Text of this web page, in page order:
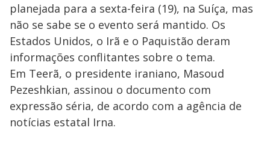
planejada para a sexta-feira (19), na Suíça, mas
não se sabe se o evento será mantido. Os
Estados Unidos, o Irã e o Paquistão deram
informações conflitantes sobre o tema.
Em Teerã, o presidente iraniano, Masoud
Pezeshkian, assinou o documento com
expressão séria, de acordo com a agência de
notícias estatal Irna.